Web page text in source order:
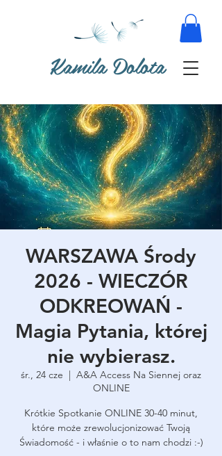
Kamila Dolota
WARSZAWA Środy
2026 - WIECZÓR
ODKREOWAŃ -
Magia Pytania, której
nie wybierasz.
śr., 24 cze
  |
A&A Access Na Siennej oraz
ONLINE
Krótkie Spotkanie ONLINE 30-40 minut,
które może zrewolucjonizować Twoją
Świadomość - i właśnie o to nam chodzi :-)